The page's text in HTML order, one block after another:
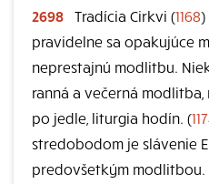
2698 Tradícia Cirkvi (1168)
pravidelne sa opakujúce
neprestajnú modlitbu.
ranná a večerná
po jedle, liturgia hodín. (
stredobodom je slávenie
predovšetkým modlitbou.